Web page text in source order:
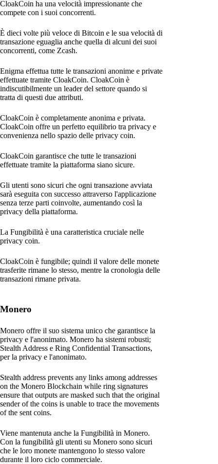
CloakCoin ha una velocità impressionante che
compete con i suoi concorrenti.
È dieci volte più veloce di Bitcoin e le sua velocità di
transazione eguaglia anche quella di alcuni dei suoi
concorrenti, come Zcash.
Enigma effettua tutte le transazioni anonime e private
effettuate tramite CloakCoin. CloakCoin è
indiscutibilmente un leader del settore quando si
tratta di questi due attributi.
CloakCoin è completamente anonima e privata.
CloakCoin offre un perfetto equilibrio tra privacy e
convenienza nello spazio delle privacy coin.
CloakCoin garantisce che tutte le transazioni
effettuate tramite la piattaforma siano sicure.
Gli utenti sono sicuri che ogni transazione avviata
sarà eseguita con successo attraverso l'applicazione
senza terze parti coinvolte, aumentando così la
privacy della piattaforma.
La Fungibilità è una caratteristica cruciale nelle
privacy coin.
CloakCoin è fungibile; quindi il valore delle monete
trasferite rimane lo stesso, mentre la cronologia delle
transazioni rimane privata.
Monero
Monero offre il suo sistema unico che garantisce la
privacy e l'anonimato. Monero ha sistemi robusti;
Stealth Address e Ring Confidential Transactions,
per la privacy e l'anonimato.
Stealth address prevents any links among addresses
on the Monero Blockchain while ring signatures
ensure that outputs are masked such that the original
sender of the coins is unable to trace the movements
of the sent coins.
Viene mantenuta anche la Fungibilità in Monero.
Con la fungibilità gli utenti su Monero sono sicuri
che le loro monete mantengono lo stesso valore
durante il loro ciclo commerciale.